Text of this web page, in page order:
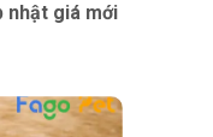
nhật giá mới